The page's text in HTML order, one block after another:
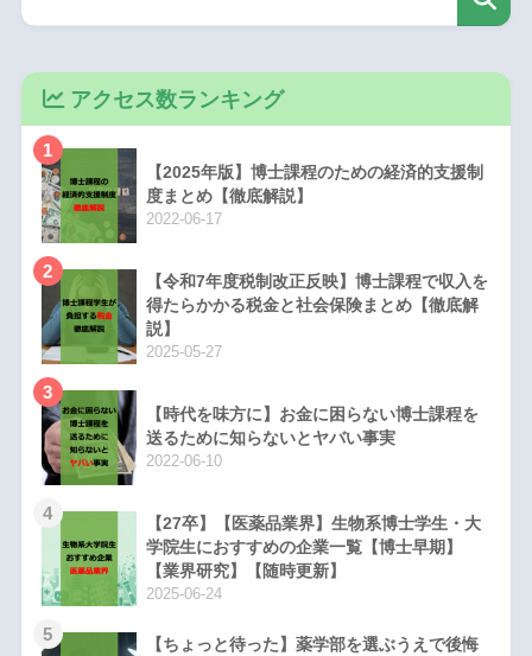
アクセス数ランキング
1
【2025年版】博士課程のための経済的支援制
度まとめ【徹底解説】
2022-06-17
2
【令和7年度税制改正反映】博士課程で収入を
得たらかかる税金と社会保険まとめ【徹底解
説】
2025-05-27
3
【時代を味方に】お金に困らない博士課程を
送るために知らないとヤバい事実
2022-06-10
4
【27卒】【医薬品業界】生物系博士学生・大
学院生におすすめの企業一覧【博士早期】
【業界研究】【随時更新】
2025-06-24
5
【ちょっと待った】薬学部を選ぶうえで後悔